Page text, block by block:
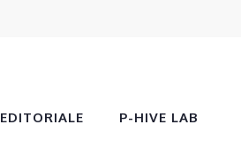
EDITORIALE P-HIVE LAB